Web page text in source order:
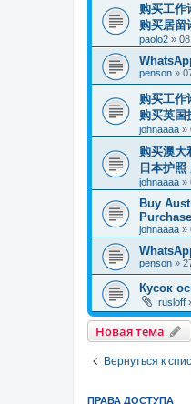
购买工作
购买居留
paolo2 »
penson »
购买工作
购买英国
johnaaaa »
购买澳大
日本护
johnaaaa »
Buy
johnaaaa »
penson »
Кусок
rusloff
Новая тема
Вернуться к
ПРАВА ДОСТУПА